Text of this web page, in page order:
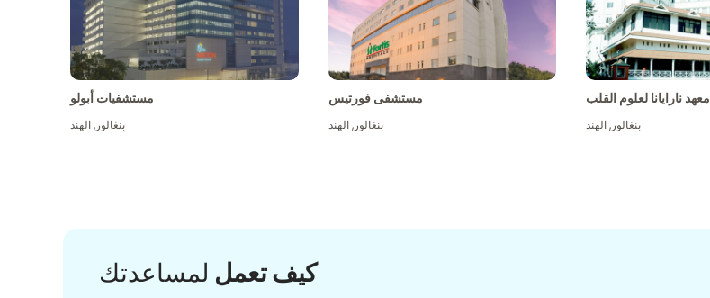
مستشفيات أبولو
بنغالور,الهند
مستشفى فورتيس
بنغالور,الهند
معهد نارايانا لعلوم القلب
بنغالور,الهند
كيف تعمل لمساعدتك